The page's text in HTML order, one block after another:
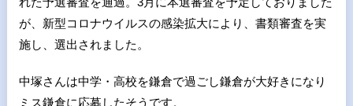
が、新型コロナウイルスの感染拡大により、書類審査を実
施し、選出されました。
中塚さんは中学・高校を鎌倉で過ごし鎌倉が大好きになり
ミス鎌倉に応募したそうです。